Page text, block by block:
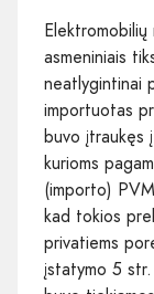
asmeniniais
neatlygintinai
importuotas
buvo įtraukęs
kurioms
(importo)
kad tokios
privatiems
įstatymo 5